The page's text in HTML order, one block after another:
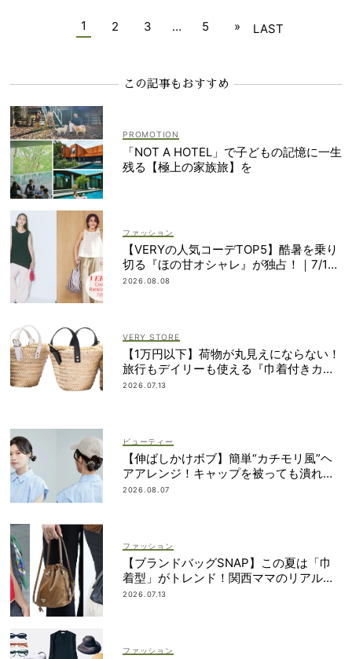
#白シャツコーデ #パンツコーデ #石関靖子
1 2 3 … 5 » LAST
この記事もおすすめ
「NOT A HOTEL」で子どもの記憶に一生
残る【極上の家族旅】を
ファッション
【VERYの人気コーデTOP5】酷暑を乗り
切る『ほの甘オシャレ』が独占！｜7/1
1〜20
2026.08.08
VERY STORE
【1万円以下】荷物が丸見えにならない！
旅行もデイリーも使える『巾着付きカゴ
バッグ』
2026.07.13
ビューティー
【伸ばしかけボブ】簡単“カチモリ風”ヘ
アアレンジ！キャップを被っても潰れな
い
2026.08.07
ファッション
【ブランドバッグSNAP】この夏は「巾
着型」がトレンド！関西ママのリアルコ
ーデ3選
2026.07.13
ファッション